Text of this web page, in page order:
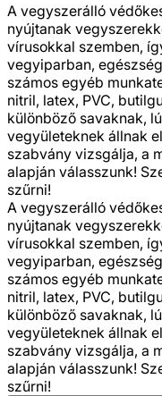
A vegyszerálló
nyújtanak
vírusokkal szemben,
vegyiparban,
számos egyéb
nitril, latex, PVC,
különböző savaknak,
vegyületeknek állnak
szabvány vizsgálja, a
alapján válasszunk!
szűrni!
A vegyszerálló
nyújtanak
vírusokkal szemben,
vegyiparban,
számos egyéb
nitril, latex, PVC,
különböző savaknak,
vegyületeknek állnak
szabvány vizsgálja, a
alapján válasszunk!
szűrni!